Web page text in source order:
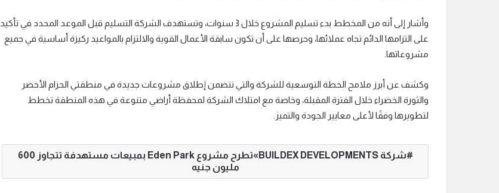
وأشار إلى أنه من المخطط بدء تسليم المشروع خلال 3 سنوات، وتستهدف الشركة التسليم قبل الموعد المحدد في تأكيد
على التزامها الدائم تجاه عملائها، وحرصها على أن تكون سابقة الأعمال القوية والالتزام بالمواعيد ركيزة أساسية في جميع
مشروعاتها.
وكشف عن أبرز ملامح الخطة التوسعية للشركة والتي تتضمن إطلاق مشروعات جديدة في منطقتي الحزام الأخضر
والثورة الخضراء خلال الفترة المقبلة، وخاصة مع امتلاك الشركة لمحفظة أراضي متنوعة في هذه المنطقة تخطط
لتطويرها وفقًا لأعلى معايير الجودة والتميز.
شركة BUILDEX DEVELOPMENTS»تطرح مشروع Eden Park بمبيعات مستهدفة تتجاوز 600
مليون جنيه